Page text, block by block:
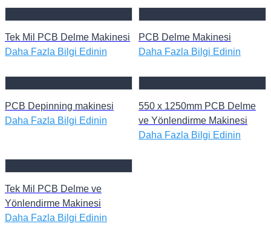
Tek Mil PCB Delme Makinesi
Daha Fazla Bilgi Edinin
PCB Delme Makinesi
Daha Fazla Bilgi Edinin
PCB Depinning makinesi
Daha Fazla Bilgi Edinin
550 x 1250mm PCB Delme
ve Yönlendirme Makinesi
Daha Fazla Bilgi Edinin
Tek Mil PCB Delme ve
Yönlendirme Makinesi
Daha Fazla Bilgi Edinin